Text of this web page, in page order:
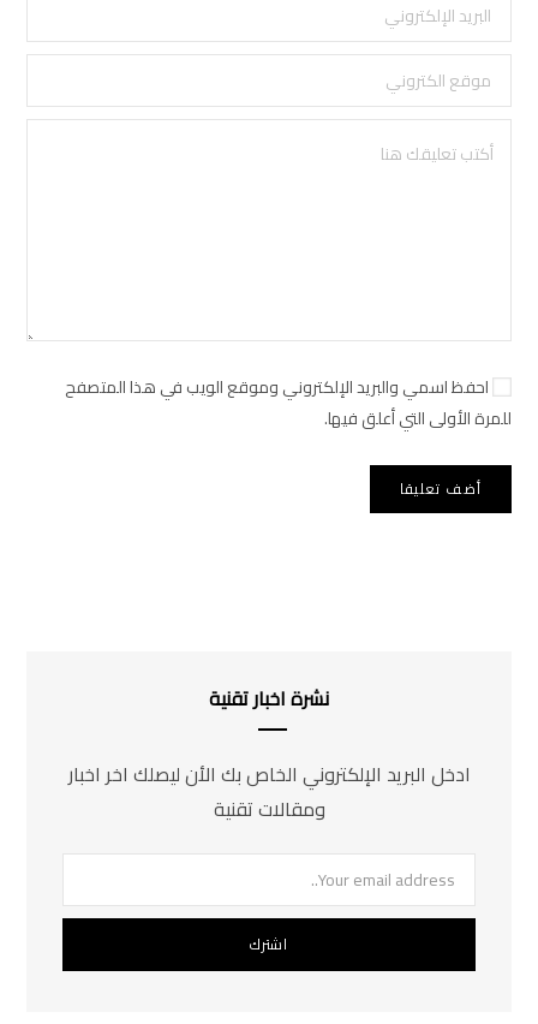
احفظ اسمي والبريد الإلكتروني وموقع الويب في هذا المتصفح
للمرة الأولى التي أعلق فيها.
نشرة اخبار تقنية
ادخل البريد الإلكتروني الخاص بك الأن ليصلك اخر اخبار
ومقالات تقنية